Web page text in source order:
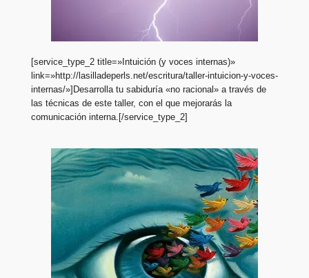
[service_type_2 title=»Intuición (y voces internas)»
link=»http://lasilladeperls.net/escritura/taller-intuicion-y-voces-
internas/»]Desarrolla tu sabiduría «no racional» a través de
las técnicas de este taller, con el que mejorarás la
comunicación interna.[/service_type_2]